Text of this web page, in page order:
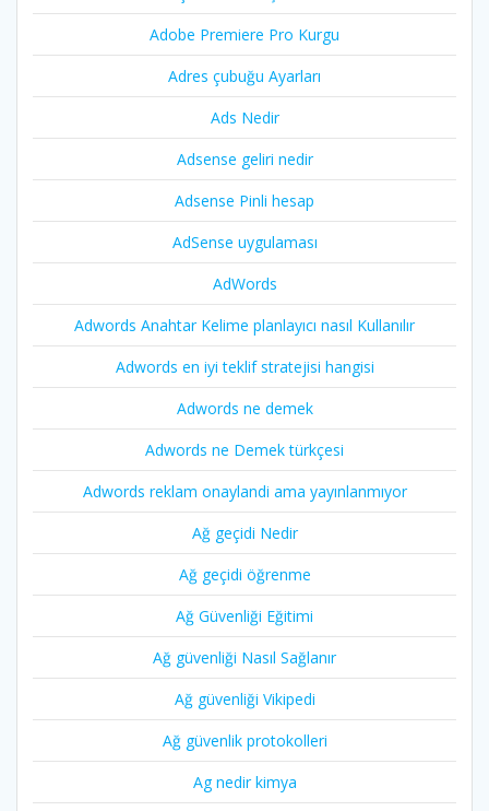
Adobe Premiere Pro Kurgu
Adres çubuğu Ayarları
Ads Nedir
Adsense geliri nedir
Adsense Pinli hesap
AdSense uygulaması
AdWords
Adwords Anahtar Kelime planlayıcı nasıl Kullanılır
Adwords en iyi teklif stratejisi hangisi
Adwords ne demek
Adwords ne Demek türkçesi
Adwords reklam onaylandi ama yayınlanmıyor
Ağ geçidi Nedir
Ağ geçidi öğrenme
Ağ Güvenliği Eğitimi
Ağ güvenliği Nasıl Sağlanır
Ağ güvenliği Vikipedi
Ağ güvenlik protokolleri
Ag nedir kimya